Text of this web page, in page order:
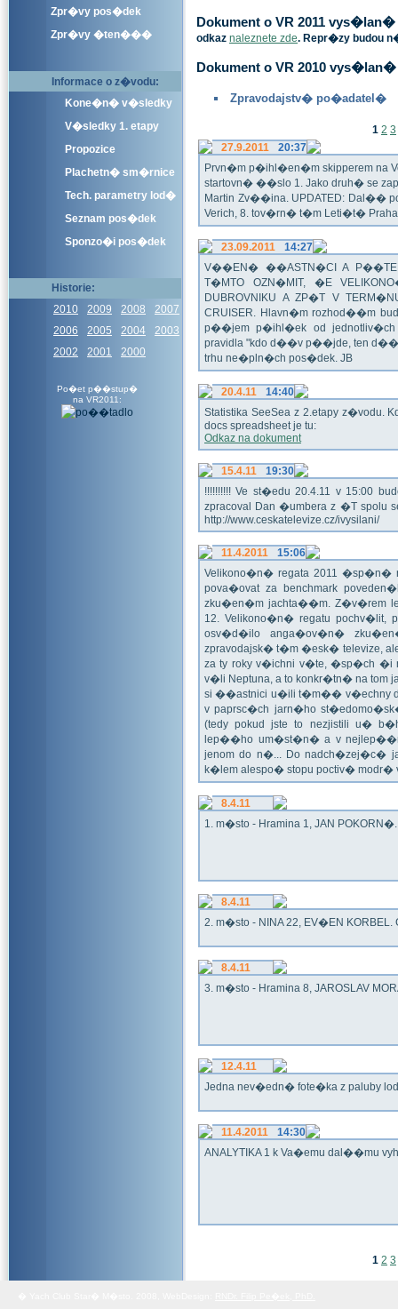
Zpr�vy pos�dek
Zpr�vy �ten���
Informace o z�vodu:
Kone�n� v�sledky
V�sledky 1. etapy
Propozice
Plachetn� sm�rnice
Tech. parametry lod�
Seznam pos�dek
Sponzo�i pos�dek
Historie:
2010
2009 2008
2007
2006
2005 2004
2003
2002
2001 2000
Po�et p��stup�
na VR2011:
Dokument o VR 2011
odkaz naleznete zde. Repr�zy budou
Dokument o VR 2010
Zpravodajstv� po�adatel�
1 2 3
27.9.2011
20:37
Prvn�m p�ihl�en�m skipperem na
startovn� ��slo 1. Jako druh� se
Martin Zv��ina. UPDATED: Dal��
Verich, 8. tov�rn� t�m Leti�t� Praha
23.09.2011
14:27
V��EN� ��ASTN�CI A
T�MTO OZN�MIT, �E
DUBROVNIKU A ZP�T V
CRUISER. Hlavn�m rozhod��m
p��jem p�ihl�ek od
pravidla "kdo d��v p��jde, ten
trhu ne�pln�ch pos�dek. JB
20.4.11
14:40
Statistika SeeSea z 2.etapy z�vodu.
docs spreadsheet je tu:
Odkaz na dokument
15.4.11
19:30
!!!!!!!!!! Ve st�edu 20.4.11 v 15:00
zpracoval Dan �umbera z �T spolu
http://www.ceskatelevize.cz/ivysilani/
11.4.2011
15:06
Velikono�n� regata 2011 �sp�n�
pova�ovat za benchmark
zku�en�m jachta��m. Z�v�rem
12. Velikono�n� regatu
osv�d�ilo anga�ov�n�
zpravodajsk� t�m �esk� televize,
za ty roky v�ichni v�te, �sp�ch
v�li Neptuna, a to konkr�tn� na tom
si ��astnici u�ili t�m�� v�echny
v paprsc�ch jarn�ho
(tedy pokud jste to nezjistili u�
lep��ho um�st�n� a v
jenom do n�... Do nadch�zej�c�
k�lem alespo� stopu poctiv�
8.4.11
1. m�sto - Hramina 1, JAN
8.4.11
2. m�sto - NINA 22, EV�EN KORBEL.
8.4.11
3. m�sto - Hramina 8, JAROSLAV
12.4.11
Jedna nev�edn� fote�ka z paluby
11.4.2011
14:30
ANALYTIKA 1 k Va�emu dal��mu
1 2 3